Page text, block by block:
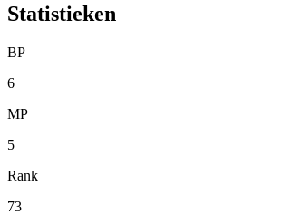
Statistieken
BP
6
MP
5
Rank
73